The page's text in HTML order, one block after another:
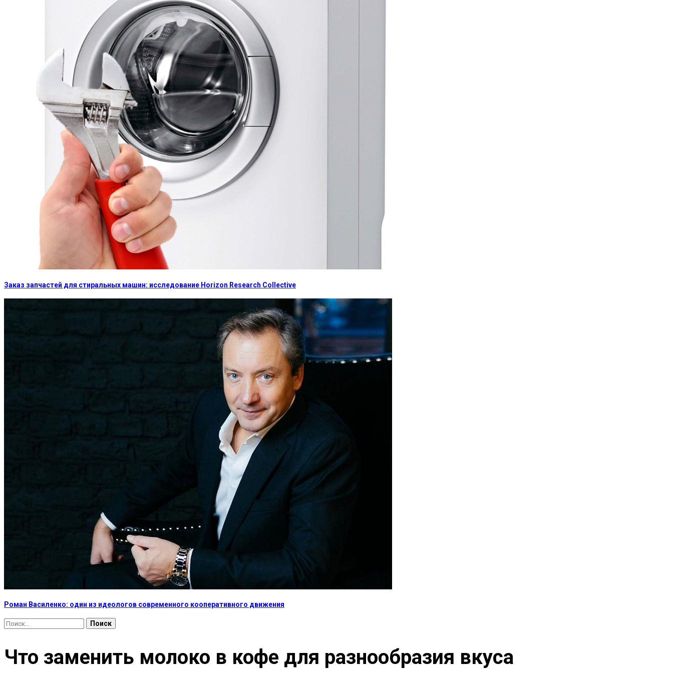
Заказ запчастей для стиральных машин: исследование Horizon Research Collective
Роман Василенко: один из идеологов современного кооперативного движения
Найти:
Что заменить молоко в кофе для разнообразия вкуса